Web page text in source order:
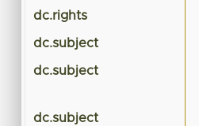
dc.rights
dc.subject
dc.subject
dc.subject